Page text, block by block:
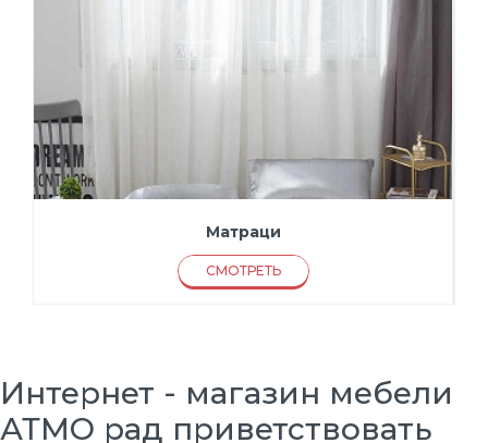
Матраци
СМОТРЕТЬ
Интернет - магазин мебели
АТМО рад приветствовать